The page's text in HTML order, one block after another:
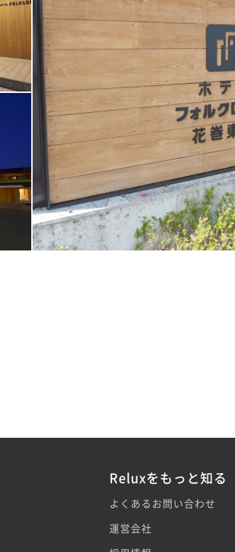
Reluxをもっと知る
よくあるお問い合わせ
運営会社